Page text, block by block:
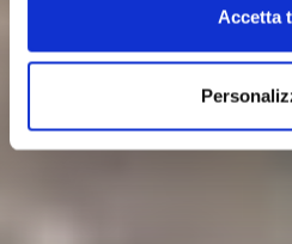
Accetta